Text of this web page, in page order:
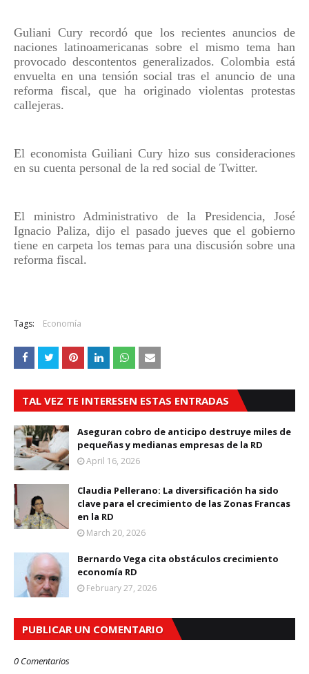
Guliani Cury recordó que los recientes anuncios de
naciones latinoamericanas sobre el mismo tema han
provocado descontentos generalizados. Colombia está
envuelta en una tensión social tras el anuncio de una
reforma fiscal, que ha originado violentas protestas
callejeras.
El economista Guiliani Cury hizo sus consideraciones
en su cuenta personal de la red social de Twitter.
El ministro Administrativo de la Presidencia, José
Ignacio Paliza, dijo el pasado jueves que el gobierno
tiene en carpeta los temas para una discusión sobre una
reforma fiscal.
Tags: Economía
TAL VEZ TE INTERESEN ESTAS ENTRADAS
Aseguran cobro de anticipo destruye miles de
pequeñas y medianas empresas de la RD
April 16, 2026
Claudia Pellerano: La diversificación ha sido
clave para el crecimiento de las Zonas Francas
en la RD
March 20, 2026
Bernardo Vega cita obstáculos crecimiento
economía RD
February 27, 2026
PUBLICAR UN COMENTARIO
0 Comentarios